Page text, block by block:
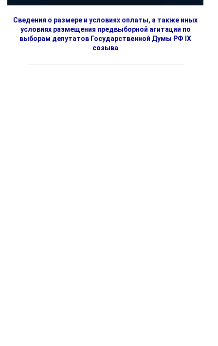
Сведения о размере и условиях оплаты, а также иных
условиях размещения предвыборной агитации по
выборам депутатов Государственной Думы РФ IX
созыва